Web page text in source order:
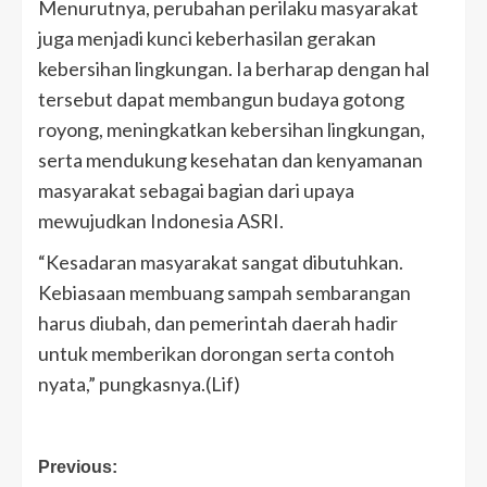
Menurutnya, perubahan perilaku masyarakat
juga menjadi kunci keberhasilan gerakan
kebersihan lingkungan. Ia berharap dengan hal
tersebut dapat membangun budaya gotong
royong, meningkatkan kebersihan lingkungan,
serta mendukung kesehatan dan kenyamanan
masyarakat sebagai bagian dari upaya
mewujudkan Indonesia ASRI.
“Kesadaran masyarakat sangat dibutuhkan.
Kebiasaan membuang sampah sembarangan
harus diubah, dan pemerintah daerah hadir
untuk memberikan dorongan serta contoh
nyata,” pungkasnya.(Lif)
Post
Previous: